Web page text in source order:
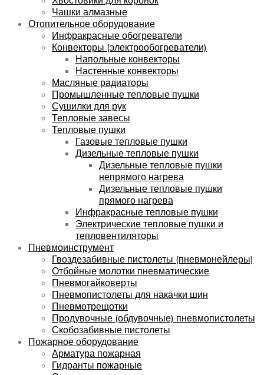
Чашки алмазные
Отопительное оборудование
Инфракрасные обогреватели
Конвекторы (электрообогреватели)
Напольные конвекторы
Настенные конвекторы
Масляные радиаторы
Промышленные тепловые пушки
Сушилки для рук
Тепловые завесы
Тепловые пушки
Газовые тепловые пушки
Дизельные тепловые пушки
Дизельные тепловые пушки
непрямого нагрева
Дизельные тепловые пушки
прямого нагрева
Инфракрасные тепловые пушки
Электрические тепловые пушки и
тепловентиляторы
Пневмоинструмент
Гвоздезабивные пистолеты (пневмонейлеры)
Отбойные молотки пневматические
Пневмогайковерты
Пневмопистолеты для накачки шин
Пневмотрещотки
Продувочные (обдувочные) пневмопистолеты
Скобозабивные пистолеты
Пожарное оборудование
Арматура пожарная
Гидранты пожарные